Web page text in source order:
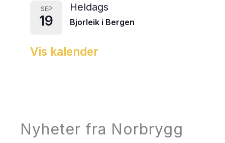
SEP
19
Heldags
Bjorleik i Bergen
Vis kalender
Nyheter fra Norbrygg